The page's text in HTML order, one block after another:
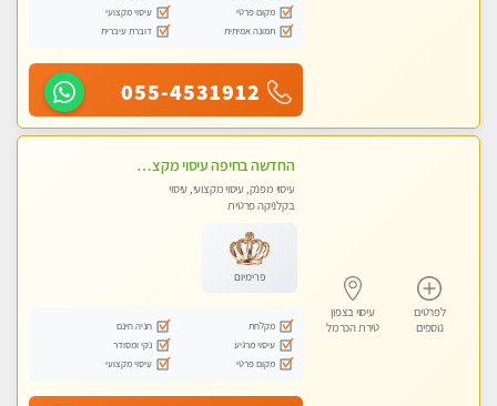
מקום פרטי
עיסוי מקצועי
תמונה אמיתית
דוברת עיברית
055-4531912
לפרטים
נוספים
עיסוי בצפון
טירת הכרמל
החדשה בחיפה עיסוי מקצועי מזמינה אותך למסאז' באווירה נעימה ומרגיע לנפש+ אבנים חמות וכוסות רוח מומלץ מאוד . . . highly recommended..new in the ci
עיסוי מפנק, עיסוי מקצועי, עיסוי
בקלניקה פרטית
פרימיום
מקלחת
חניה חינם
עיסוי מרגיע
נקי ומסודר
מקום פרטי
עיסוי מקצועי